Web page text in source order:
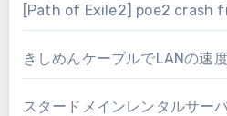
[Path of Exile2] poe2 crash
きしめんケーブルでLANの速
スタードメインレンタルサー